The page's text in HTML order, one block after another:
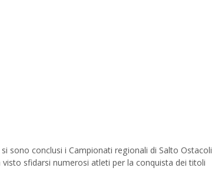
sono conclusi i Campionati regionali di Salto Ostacoli
sfidarsi numerosi atleti per la conquista dei titoli